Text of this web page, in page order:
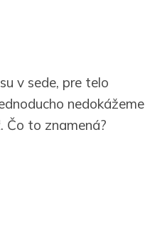
v sede, pre telo
nedokážeme
Čo to znamená?